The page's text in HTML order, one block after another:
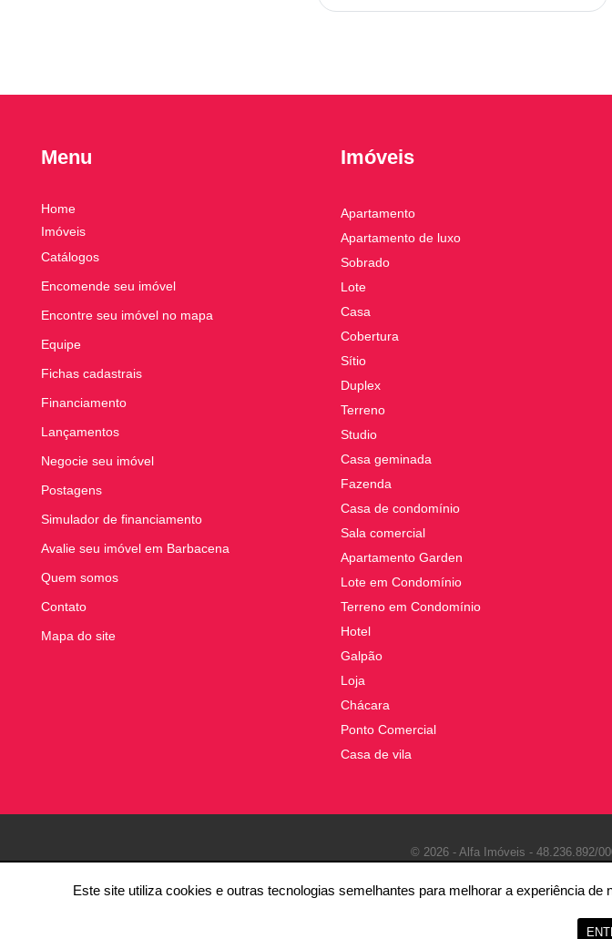
Menu
Home
Imóveis
Catálogos
Encomende seu imóvel
Encontre seu imóvel no mapa
Equipe
Fichas cadastrais
Financiamento
Lançamentos
Negocie seu imóvel
Postagens
Simulador de financiamento
Avalie seu imóvel em Barbacena
Quem somos
Contato
Mapa do site
Imóveis
Apartamento
Apartamento de luxo
Sobrado
Lote
Casa
Cobertura
Sítio
Duplex
Terreno
Studio
Casa geminada
Fazenda
Casa de condomínio
Sala comercial
Apartamento Garden
Lote em Condomínio
Terreno em Condomínio
Hotel
Galpão
Loja
Chácara
Ponto Comercial
Casa de vila
© 2026 - Alfa Imóveis - 48.236.892/
Este site utiliza cookies e outras tecnologias semelhantes para melhorar a experiência